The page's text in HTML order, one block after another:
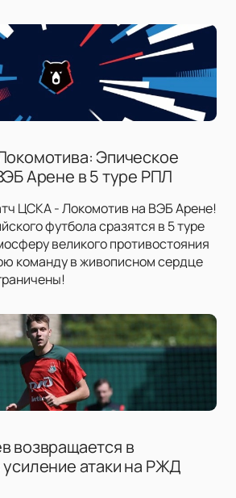
Эпическое
Арене в 5 туре РПЛ
ЦСКА - Локомотив на ВЭБ Арене!
футбола сразятся в 5 туре
великого противостояния
команду в живописном сердце
возвращается в
атаки на РЖД